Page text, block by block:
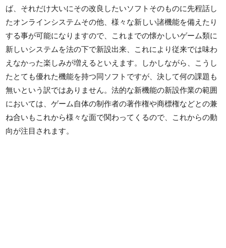
ば、それだけ大いにその改良したいソフトそのものに先程話し
たオンラインシステムその他、様々な新しい諸機能を備えたり
する事が可能になりますので、これまでの懐かしいゲーム類に
新しいシステムを法の下で新設出来、これにより従来では味わ
えなかった楽しみが増えるといえます。しかしながら、こうし
たとても優れた機能を持つ同ソフトですが、決して何の課題も
無いという訳ではありません。法的な新機能の新設作業の範囲
においては、ゲーム自体の制作者の著作権や商標権などとの兼
ね合いもこれから様々な面で関わってくるので、これからの動
向が注目されます。